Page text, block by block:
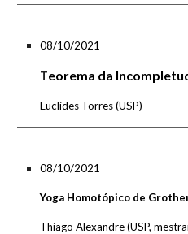
08/10/2021
Teorema da
Euclides Torres(USP)
08/10/2021
Yoga Homotópico de
Thiago Alexandre(USP,